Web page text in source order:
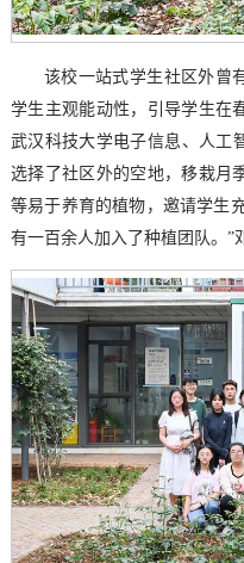
该校一站式学生社区外曾
学生主观能动性，引导学生在
武汉科技大学电子信息、人工
选择了社区外的空地，移栽月
等易于养育的植物，邀请学生
有一百余人加入了种植团队。”